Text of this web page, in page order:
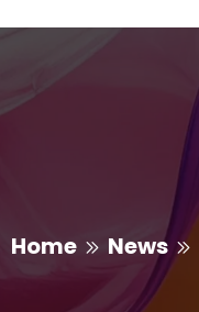
Home News